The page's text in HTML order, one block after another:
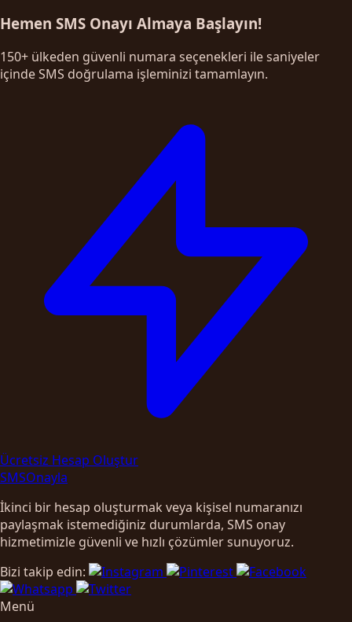
Hemen SMS Onayı Almaya Başlayın!
150+ ülkeden güvenli numara seçenekleri ile saniyeler
içinde SMS doğrulama işleminizi tamamlayın.
Ücretsiz Hesap Oluştur
SMSOnayla
İkinci bir hesap oluşturmak veya kişisel numaranızı
paylaşmak istemediğiniz durumlarda, SMS onay
hizmetimizle güvenli ve hızlı çözümler sunuyoruz.
Bizi takip edin:
Menü